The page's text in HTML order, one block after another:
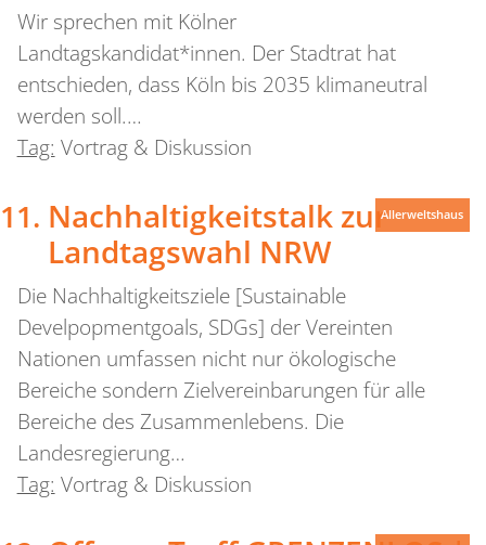
Wir sprechen mit Kölner
Landtagskandidat*innen. Der Stadtrat hat
entschieden, dass Köln bis 2035 klimaneutral
werden soll.…
Tag: Vortrag & Diskussion
Nachhaltigkeitstalk zur
Landtagswahl NRW
Die Nachhaltigkeitsziele [Sustainable
Develpopmentgoals, SDGs] der Vereinten
Nationen umfassen nicht nur ökologische
Bereiche sondern Zielvereinbarungen für alle
Bereiche des Zusammenlebens. Die
Landesregierung…
Tag: Vortrag & Diskussion
Allerweltshaus